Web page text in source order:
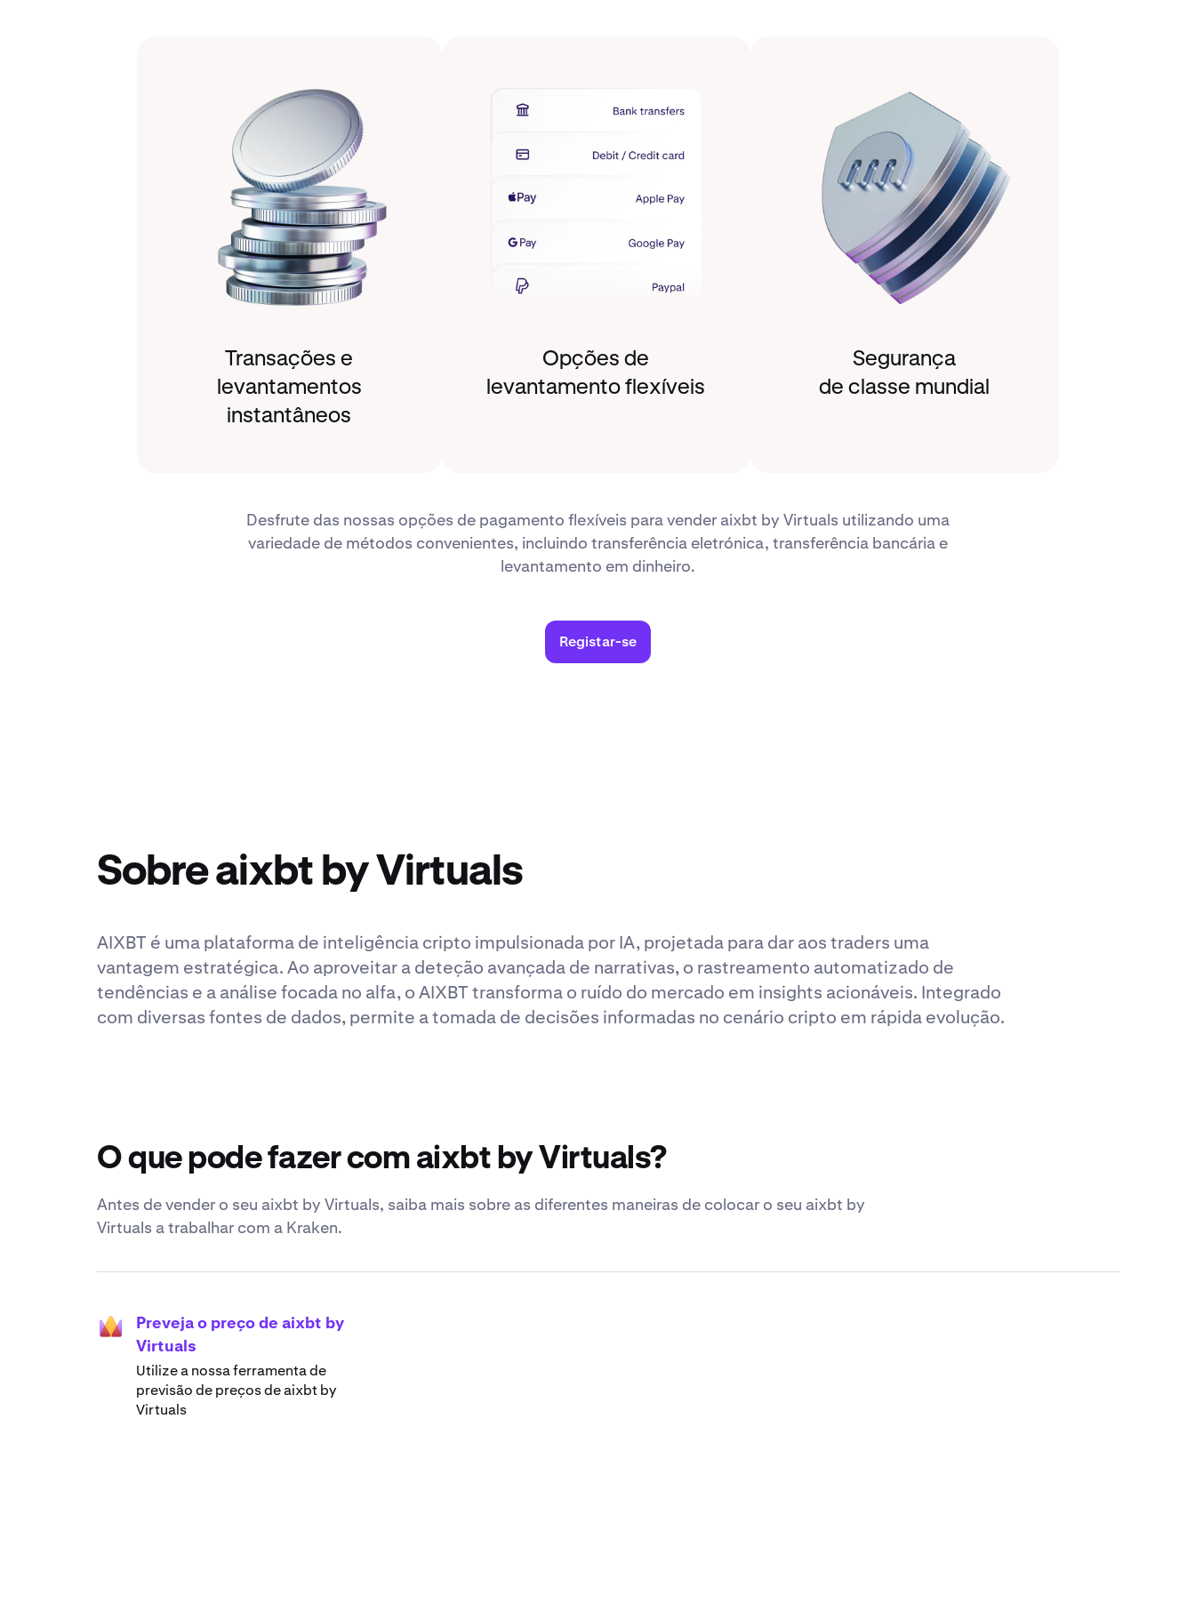
Transações e
levantamentos
instantâneos
Opções de
levantamento flexíveis
Segurança
de classe mundial
Desfrute das nossas opções de pagamento flexíveis para vender aixbt by Virtuals utilizando uma
variedade de métodos convenientes, incluindo transferência eletrónica, transferência bancária e
levantamento em dinheiro.
Registar-se
Sobre aixbt by Virtuals
AIXBT é uma plataforma de inteligência cripto impulsionada por IA, projetada para dar aos traders uma
vantagem estratégica. Ao aproveitar a deteção avançada de narrativas, o rastreamento automatizado de
tendências e a análise focada no alfa, o AIXBT transforma o ruído do mercado em insights acionáveis. Integrado
com diversas fontes de dados, permite a tomada de decisões informadas no cenário cripto em rápida evolução.
O que pode fazer com aixbt by Virtuals?
Antes de vender o seu aixbt by Virtuals, saiba mais sobre as diferentes maneiras de colocar o seu aixbt by
Virtuals a trabalhar com a Kraken.
Preveja o preço de aixbt by
Virtuals
Utilize a nossa ferramenta de
previsão de preços de aixbt by
Virtuals